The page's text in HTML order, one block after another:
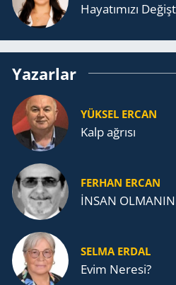
Ha­ya­tı­mı­zı
Yazarlar
YÜKSEL ERCAN
Kalp ağrısı
FERHAN ERCAN
İNSAN OLMANIN
SELMA ERDAL
Evim Neresi?